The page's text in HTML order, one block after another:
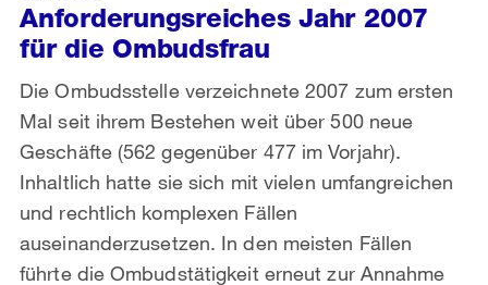
Anforderungsreiches Jahr 2007
für die Ombudsfrau
Die Ombudsstelle verzeichnete 2007 zum ersten
Mal seit ihrem Bestehen weit über 500 neue
Geschäfte (562 gegenüber 477 im Vorjahr).
Inhaltlich hatte sie sich mit vielen umfangreichen
und rechtlich komplexen Fällen
auseinanderzusetzen. In den meisten Fällen
führte die Ombudstätigkeit erneut zur Annahme